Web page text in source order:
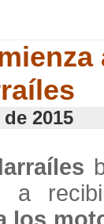
2015
a